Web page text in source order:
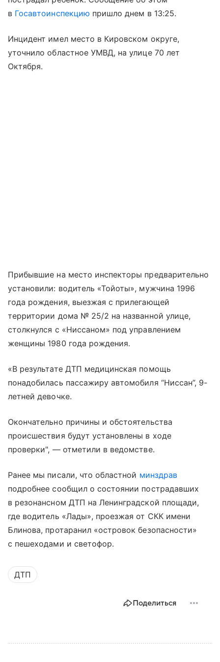
в Госавтоинспекцию пришло днем в 13:25.
Инцидент имел место в Кировском округе,
уточнило областное УМВД, на улице 70 лет
Октября.
Прибывшие на место инспекторы предварительно
установили: водитель «Тойоты», мужчина 1996
года рождения, выезжая с прилегающей
территории дома № 25/2 на названной улице,
столкнулся с «Ниссаном» под управлением
женщины 1980 года рождения.
«В результате ДТП медицинская помощь
понадобилась пассажиру автомобиля “Ниссан”, 9-
летней девочке.
Окончательно причины и обстоятельства
происшествия будут установлены в ходе
проверки", — отметили в ведомстве.
Ранее мы писали, что областной минздрав
подробнее сообщил о состоянии пострадавших
в резонансном ДТП на Ленинградской площади,
где водитель «Лады», проезжая от СКК имени
Блинова, протаранил «островок безопасности»
с пешеходами и светофор.
ДТП
Поделиться